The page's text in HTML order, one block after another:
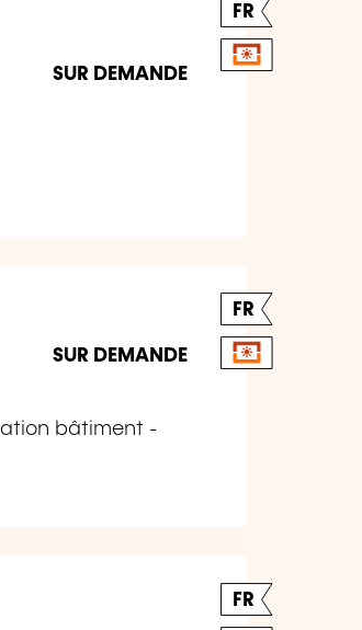
FR
SUR DEMANDE
FR
SUR DEMANDE
bâtiment -
FR